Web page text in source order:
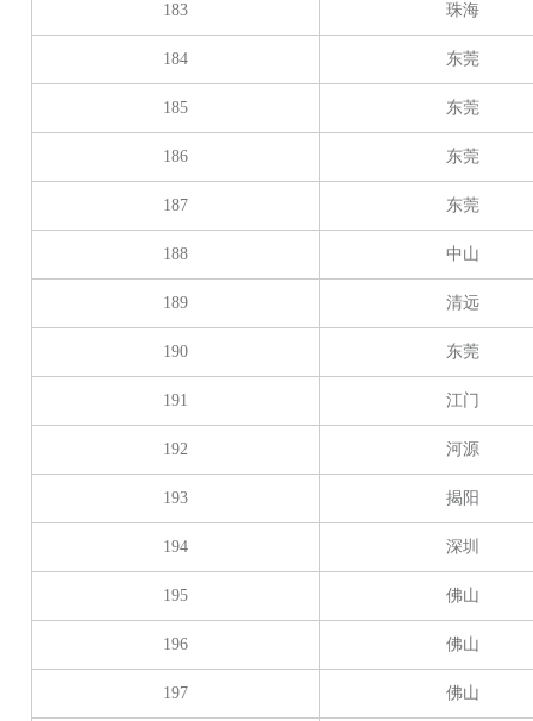
183 珠海
184 东莞
185 东莞
186 东莞
187 东莞
188 中山
189 清远
190 东莞
191 江门
192 河源
193 揭阳
194 深圳
195 佛山
196 佛山
197 佛山